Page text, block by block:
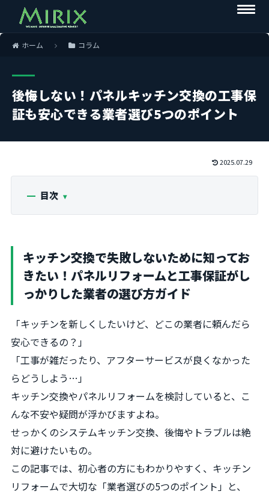
ホーム コラム
後悔しない！パネルキッチン交換の工事保
証も安心できる業者選び5つのポイント
2025.07.29
目次
キッチン交換で失敗しないために知ってお
きたい！パネルリフォームと工事保証がし
っかりした業者の選び方ガイド
「キッチンを新しくしたいけど、どこの業者に頼んだら
安心できるの？」
「工事が雑だったり、アフターサービスが良くなかった
らどうしよう…」
キッチン交換やパネルリフォームを検討していると、こ
んな不安や疑問が浮かびますよね。
せっかくのシステムキッチン交換、後悔やトラブルは絶
対に避けたいもの。
この記事では、初心者の方にもわかりやすく、キッチン
リフォームで大切な「業者選びの5つのポイント」と、